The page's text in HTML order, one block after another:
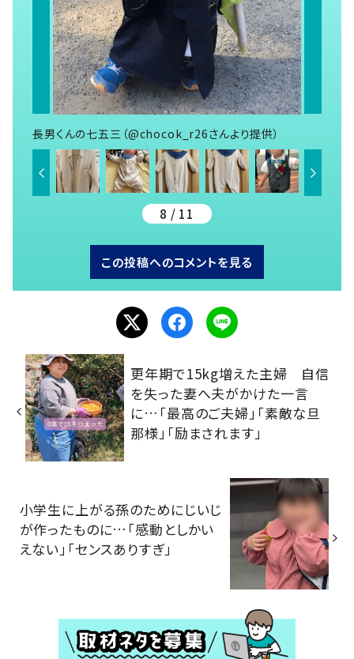
長男くんの七五三（@chocok_r26さんより提供）
8 / 11
この投稿へのコメントを見る
更年期で15kg増えた主婦 自信
を失った妻へ夫がかけた一言
に…「最高のご夫婦」「素敵な旦
那様」「励まされます」
小学生に上がる孫のためにじいじ
が作ったものに…「感動としかい
えない」「センスありすぎ」